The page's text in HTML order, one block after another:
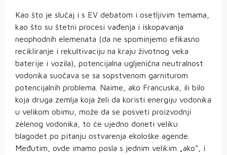
Kao što je slučaj i s EV debatom i osetljivim temama,
kao što su štetni procesi vađenja i iskopavanja
neophodnih elemenata (da ne spominjemo efikasno
recikliranje i rekultivaciju na kraju životnog veka
baterije i vozila), potencijalna ugljenična neutralnost
vodonika suočava se sa sopstvenom garniturom
potencijalnih problema. Naime, ako Francuska, ili bilo
koja druga zemlja koja želi da koristi energiju vodonika
u velikom obimu, može da se posveti proizvodnji
zelenog vodonika, to će ujedno doneti veliku
blagodet po pitanju ostvarenja ekološke agende.
Međutim, ovde imamo posla s jednim velikim „ako“, i